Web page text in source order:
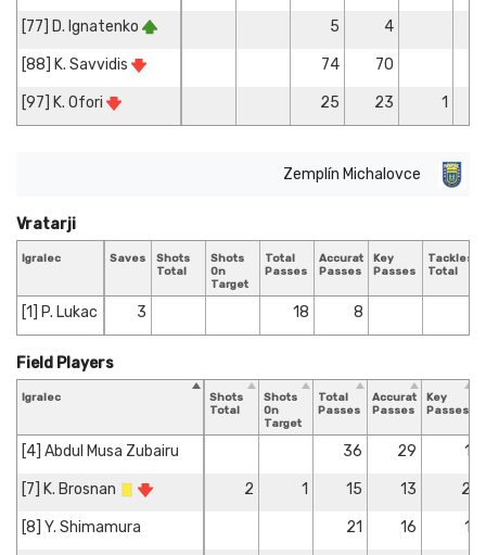
[77] D. Ignatenko 5 4
[88] K. Savvidis 74 70
[97] K. Ofori 25 23 1
Zemplín Michalovce
Igralec Saves
Shots
Total
Shots
On
Target
Total
Passes
Accurate
Passes
Key
Passes
Tackles
Total
[1] P. Lukac 3 18 8
Vratarji
Igralec
Shots
Total
Shots
On
Target
Total
Passes
Accurate
Passes
Key
Passes
[4] Abdul Musa Zubairu 36 29 1
[7] K. Brosnan 2 1 15 13 2
[8] Y. Shimamura 21 16 1
Field Players